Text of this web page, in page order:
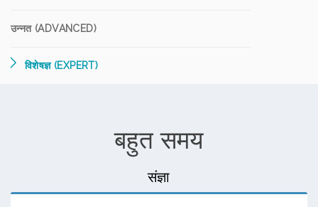
उन्नत (ADVANCED)
विशेषज्ञ (EXPERT)
बहुत समय
संज्ञा